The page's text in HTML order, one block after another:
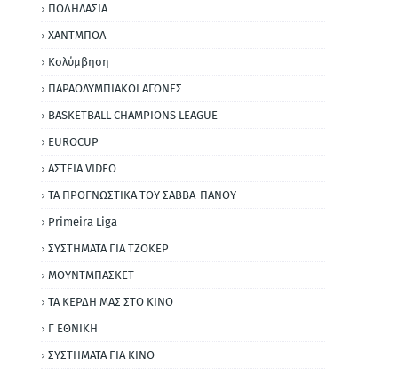
ΠΟΔΗΛΑΣΙΑ
ΧΑΝΤΜΠΟΛ
Κολύμβηση
ΠΑΡΑΟΛΥΜΠΙΑΚΟΙ ΑΓΩΝΕΣ
BASKETBALL CHAMPIONS LEAGUE
EUROCUP
ΑΣΤΕΙΑ VIDEO
ΤΑ ΠΡΟΓΝΩΣΤΙΚΑ ΤΟΥ ΣΑΒΒΑ-ΠΑΝΟΥ
Primeira Liga
ΣΥΣΤΗΜΑΤΑ ΓΙΑ ΤΖΟΚΕΡ
ΜΟΥΝΤΜΠΑΣΚΕΤ
ΤΑ ΚΕΡΔΗ ΜΑΣ ΣΤΟ ΚΙΝΟ
Γ ΕΘΝΙΚΗ
ΣΥΣΤΗΜΑΤΑ ΓΙΑ ΚΙΝΟ